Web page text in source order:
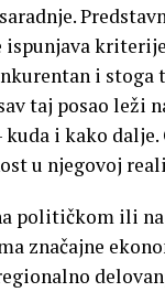
i stoga
taj posao leži
i kako dalje.
u njegovoj
političkom ili
značajne